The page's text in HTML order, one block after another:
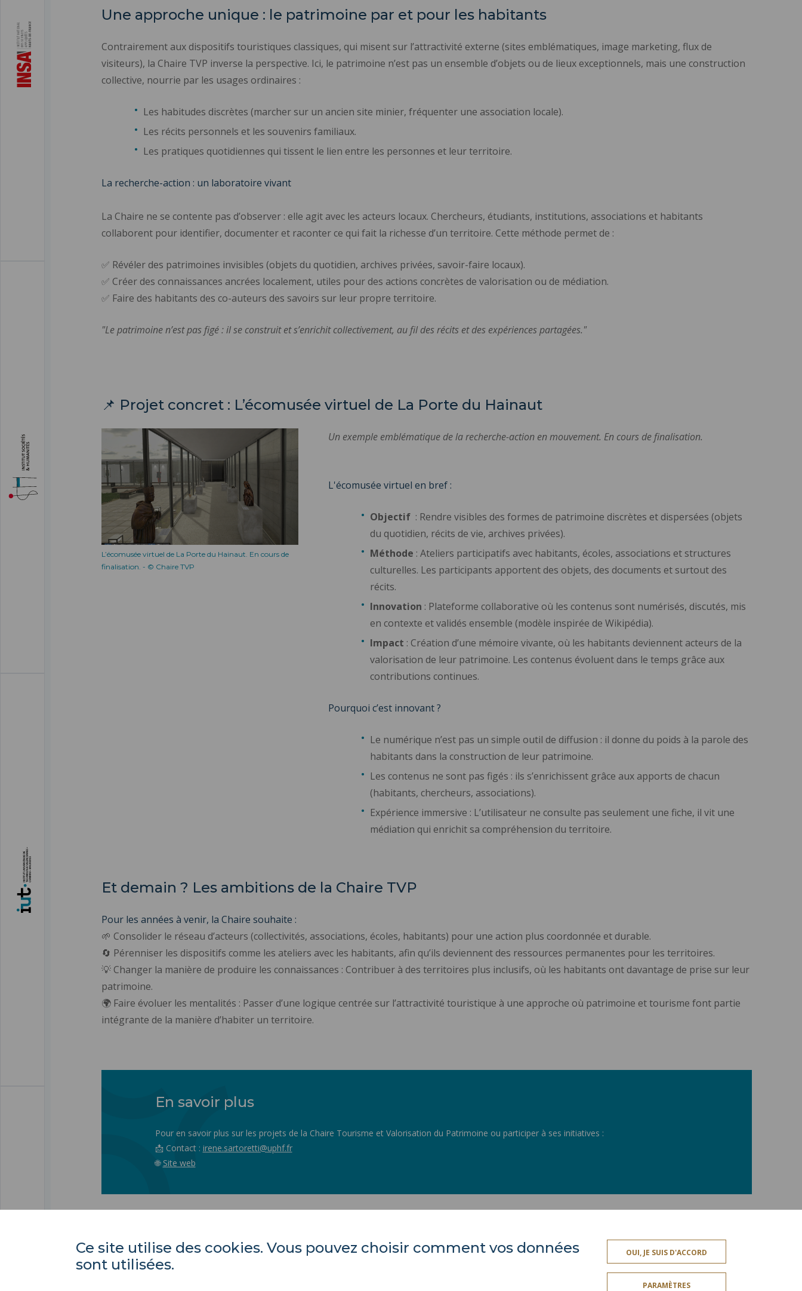
Une approche unique : le patrimoine par et pour les habitants
Contrairement aux dispositifs touristiques classiques, qui misent sur l’attractivité externe (sites emblématiques, image marketing, flux de
visiteurs), la Chaire TVP inverse la perspective. Ici, le patrimoine n’est pas un ensemble d’objets ou de lieux exceptionnels, mais une construction
collective, nourrie par les usages ordinaires :
Les habitudes discrètes (marcher sur un ancien site minier, fréquenter une association locale).
Les récits personnels et les souvenirs familiaux.
Les pratiques quotidiennes qui tissent le lien entre les personnes et leur territoire.
La recherche-action : un laboratoire vivant
La Chaire ne se contente pas d’observer : elle agit avec les acteurs locaux. Chercheurs, étudiants, institutions, associations et habitants
collaborent pour identifier, documenter et raconter ce qui fait la richesse d’un territoire. Cette méthode permet de :
✅ Révéler des patrimoines invisibles (objets du quotidien, archives privées, savoir-faire locaux).
✅ Créer des connaissances ancrées localement, utiles pour des actions concrètes de valorisation ou de médiation.
✅ Faire des habitants des co-auteurs des savoirs sur leur propre territoire.
"Le patrimoine n’est pas figé : il se construit et s’enrichit collectivement, au fil des récits et des expériences partagées."
📌 Projet concret : L’écomusée virtuel de La Porte du Hainaut
L’écomusée virtuel de La Porte du Hainaut. En cours de
finalisation. - © Chaire TVP
Un exemple emblématique de la recherche-action en mouvement. En cours de finalisation.
L'écomusée virtuel en bref :
Objectif: Rendre visibles des formes de patrimoine discrètes et dispersées (objets
du quotidien, récits de vie, archives privées).
Méthode : Ateliers participatifs avec habitants, écoles, associations et structures
culturelles. Les participants apportent des objets, des documents et surtout des
récits.
Innovation : Plateforme collaborative où les contenus sont numérisés, discutés, mis
en contexte et validés ensemble (modèle inspirée de Wikipédia).
Impact : Création d’une mémoire vivante, où les habitants deviennent acteurs de la
valorisation de leur patrimoine. Les contenus évoluent dans le temps grâce aux
contributions continues.
Pourquoi c’est innovant ?
Le numérique n’est pas un simple outil de diffusion : il donne du poids à la parole des
habitants dans la construction de leur patrimoine.
Les contenus ne sont pas figés : ils s’enrichissent grâce aux apports de chacun
(habitants, chercheurs, associations).
Expérience immersive : L’utilisateur ne consulte pas seulement une fiche, il vit une
médiation qui enrichit sa compréhension du territoire.
Et demain ? Les ambitions de la Chaire TVP
Pour les années à venir, la Chaire souhaite :
🌱 Consolider le réseau d’acteurs (collectivités, associations, écoles, habitants) pour une action plus coordonnée et durable.
🔄 Pérenniser les dispositifs comme les ateliers avec les habitants, afin qu’ils deviennent des ressources permanentes pour les territoires.
💡 Changer la manière de produire les connaissances : Contribuer à des territoires plus inclusifs, où les habitants ont davantage de prise sur leur
patrimoine.
🌍 Faire évoluer les mentalités : Passer d’une logique centrée sur l’attractivité touristique à une approche où patrimoine et tourisme font partie
intégrante de la manière d’habiter un territoire.
En savoir plus
Pour en savoir plus sur les projets de la Chaire Tourisme et Valorisation du Patrimoine ou participer à ses initiatives :
📩 Contact : irene.sartoretti@uphf.fr
🌐 Site web
Ce site utilise des cookies. Vous pouvez choisir comment vos données
sont utilisées.
OUI, JE SUIS D'ACCORD
PARAMÈTRES